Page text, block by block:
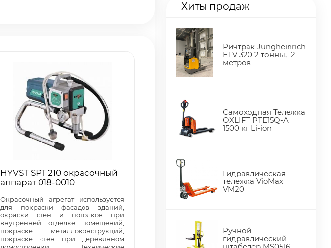
HYVST SPT 210 окрасочный
аппарат 018-0010
Окрасочный агрегат используется
для покраски фасадов зданий,
окраски стен и потолков при
внутренней отделке помещений,
покраске металлоконструкций,
покраске стен при деревянном
домостроении. Технические
Хиты продаж
Ричтрак Jungheinrich
ETV 320 2 тонны, 12
метров
Самоходная Тележка
OXLIFT PTE15Q-A
1500 кг Li-ion
Гидравлическая
тележка VioMax
VM20
Ручной
гидравлический